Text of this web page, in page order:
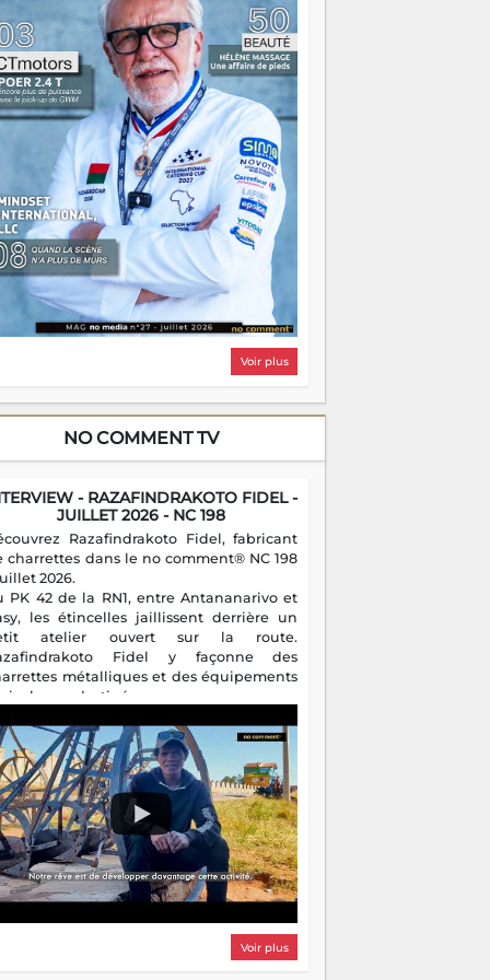
on pourrait s'arrêter là, applaudir et
chez soi satisfait. Mais ce serait
à côté d'une chose essentielle. La
ça brûle fort — et parfois, ça brûle
Une flamme sans direction peut
autant qu'elle peut consumer. C'est
que les aînés entrent en scène — pas
reprendre le gouvernail, mais pour
où sont les récifs. Les jeunes ont la
les vieux ont l'expérience, comme on
Ce n'est pas un combat de générations
c'est une question d'équipage. Partagez
réussites, mais aussi vos échecs. Surtout
échecs, d'ailleurs — ils enseignent
que n'importe quel manuel. À
la barque avance. Il faut juste
que tout le monde rame dans le
Voir plus
NO COMMENT TV
- RAZAFINDRAKOTO FIDEL -
JUILLET 2026 - NC 198
Razafindrakoto Fidel, fabricant
charrettes dans le no comment® NC 198
2026.
PK 42 de la RN1, entre Antananarivo et
les étincelles jaillissent derrière un
atelier ouvert sur la route.
Fidel y façonne des
métalliques et des équipements
destinés aux campagnes
il perpétue un métier discret mais
Voir plus